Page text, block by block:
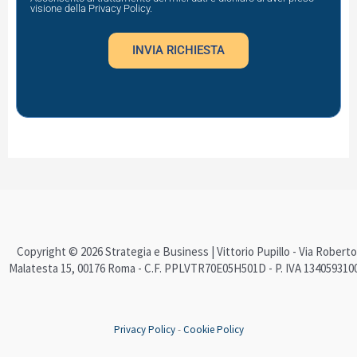
g
ivisione della Privacy Policy.
INVIA RICHIESTA
Copyright © 2026 Strategia e Business | Vittorio Pupillo - Via Roberto
Malatesta 15, 00176 Roma - C.F. PPLVTR70E05H501D - P. IVA
Privacy Policy-Cookie Policy